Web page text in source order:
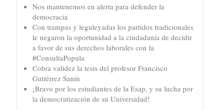
Nos mantenemos en alerta para defender la
democracia
Con trampas y leguleyadas los partidos tradicionales
le negaron la oportunidad a la ciudadanía de decidir
a favor de sus derechos laborales con la
#ConsultaPopula
Cobra validez la tesis del profesor Francisco
Gutiérrez Sanín
¡Bravo por los estudiantes de la Esap, y su lucha por
la democratización de su Universidad!